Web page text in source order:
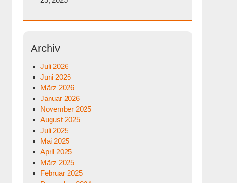
Archiv
Juli 2026
Juni 2026
März 2026
Januar 2026
November 2025
August 2025
Juli 2025
Mai 2025
April 2025
März 2025
Februar 2025